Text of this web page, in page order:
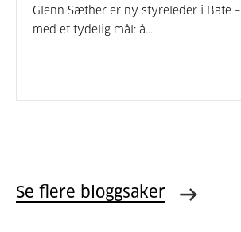
Glenn Sæther er ny styreleder i Bate –
med et tydelig mål: å...
Se flere bloggsaker